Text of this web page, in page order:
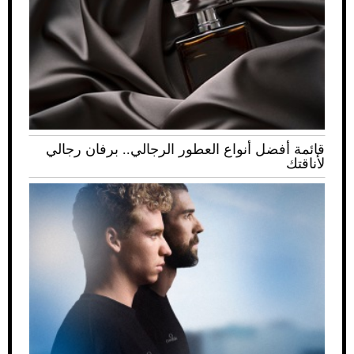
قائمة أفضل أنواع العطور الرجالي.. برفان رجالي
لأناقتك